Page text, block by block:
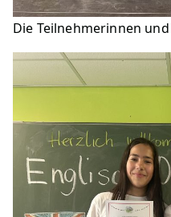
Die Teilnehmerinnen